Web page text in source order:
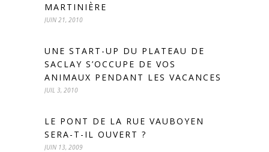
MARTINIÈRE
JUIN 21, 2010
UNE START-UP DU PLATEAU DE
SACLAY S’OCCUPE DE VOS
ANIMAUX PENDANT LES VACANCES
JUIL 3, 2010
LE PONT DE LA RUE VAUBOYEN
SERA-T-IL OUVERT ?
JUIN 13, 2009